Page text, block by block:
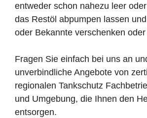
entweder schon nahezu leer
das Restöl abpumpen lassen
oder Bekannte verschenken
Fragen Sie einfach bei uns an
unverbindliche Angebote von
regionalen Tankschutz
und Umgebung, die Ihnen den
entsorgen.